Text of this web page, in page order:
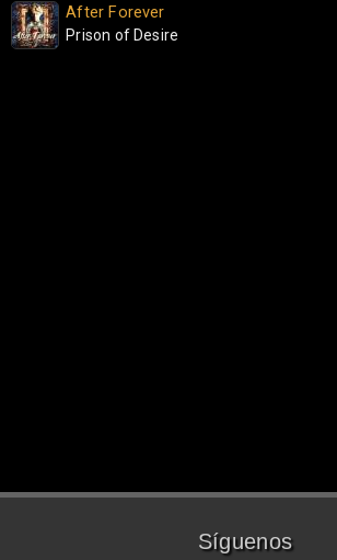
After Forever
Prison of Desire
Síguenos